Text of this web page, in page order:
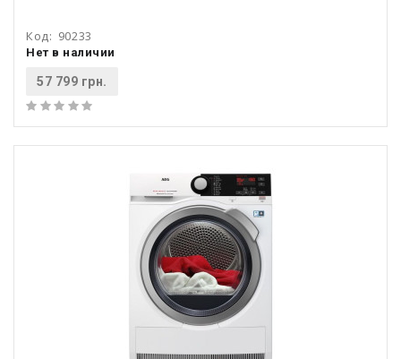
Код: 90233
Нет в наличии
57 799 грн.